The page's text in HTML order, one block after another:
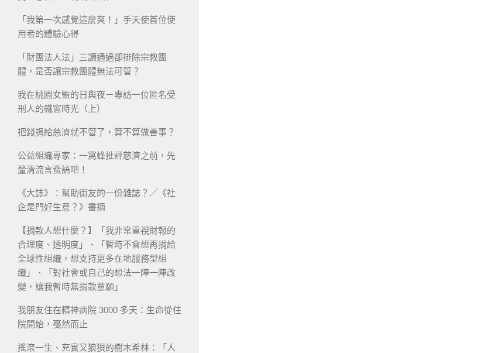
「我第一次感覺這麼爽！」手天使首位使
用者的體驗心得
「財團法人法」三讀通過卻排除宗教團
體，是否讓宗教團體無法可管？
我在桃園女監的日與夜－專訪一位匿名受
刑人的鐵窗時光（上）
把錢捐給慈濟就不管了，算不算做善事？
公益組織專家：一窩蜂批評慈濟之前，先
釐清流言蜚語吧！
《大誌》：幫助街友的一份雜誌？／《社
企是門好生意？》書摘
【捐款人想什麼？】「我非常重視財報的
合理度、透明度」、「暫時不會想再捐給
全球性組織，想支持更多在地服務型組
織」、「對社會或自己的想法一陣一陣改
變，讓我暫時無捐款意願」
我朋友住在精神病院 3000 多天：生命從住
院開始，戞然而止
搖滾一生、充實又狼狽的樹木希林：「人